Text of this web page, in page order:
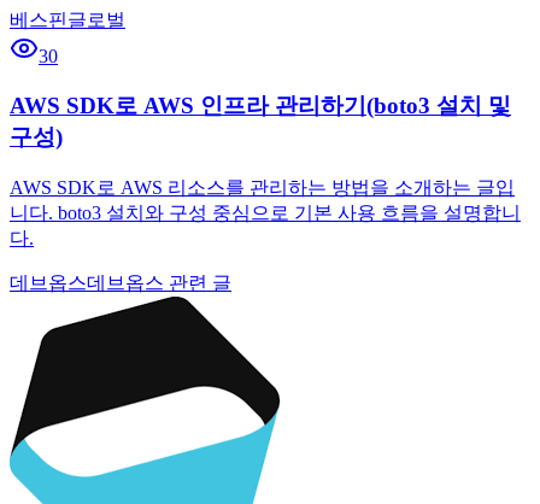
베스핀글로벌
30
AWS SDK로 AWS 인프라 관리하기(boto3 설치 및
구성)
AWS SDK로 AWS 리소스를 관리하는 방법을 소개하는 글입
니다. boto3 설치와 구성 중심으로 기본 사용 흐름을 설명합니
다.
데브옵스데브옵스 관련 글